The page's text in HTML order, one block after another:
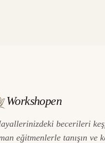
Workshopen
becerileri
eğitmenlerle tanışın ve